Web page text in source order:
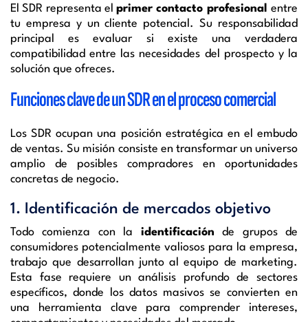
El SDR representa elprimer contacto profesionalentre
tu empresa y un cliente potencial. Su responsabilidad
principal es evaluar si existe una verdadera
compatibilidad entre las necesidades del prospecto y la
solución que ofreces.
Funciones clave de un SDR en el proceso comercial
Los SDR ocupan una posición estratégica en el embudo
de ventas. Su misión consiste en transformar un universo
amplio de posibles compradores en oportunidades
concretas de negocio.
1. Identificación de mercados objetivo
Todo comienza con la identificación de grupos de
consumidores potencialmente valiosos para la empresa,
trabajo que desarrollan junto al equipo de marketing.
Esta fase requiere un análisis profundo de sectores
específicos, donde los datos masivos se convierten en
una herramienta clave para comprender intereses,